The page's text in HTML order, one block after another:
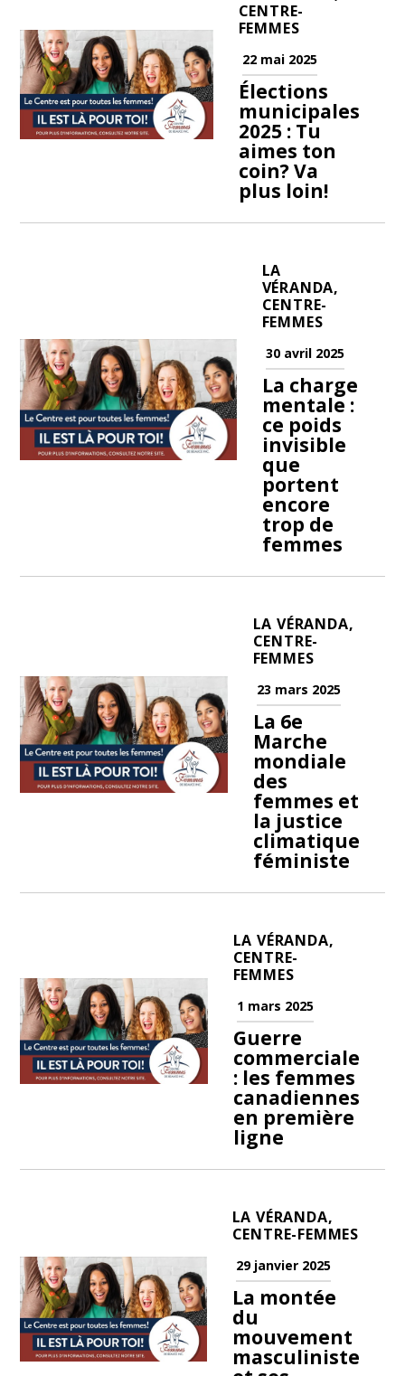
CENTRE-
FEMMES
22 mai 2025
Élections
municipales
2025 : Tu
aimes ton
coin? Va
plus loin!
LA
VÉRANDA,
CENTRE-
FEMMES
30 avril 2025
La charge
mentale :
ce poids
invisible
que
portent
encore
trop de
femmes
LA VÉRANDA,
CENTRE-
FEMMES
23 mars 2025
La 6e
Marche
mondiale
des
femmes et
la justice
climatique
féministe
LA VÉRANDA,
CENTRE-
FEMMES
1 mars 2025
Guerre
commerciale
: les femmes
canadiennes
en première
ligne
LA VÉRANDA,
CENTRE-FEMMES
29 janvier 2025
La montée
du
mouvement
masculiniste